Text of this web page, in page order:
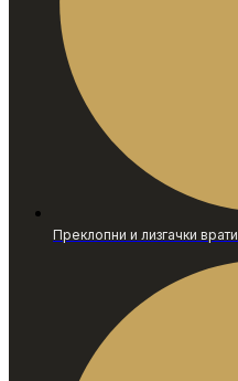
Преклопни и лизгачки врати